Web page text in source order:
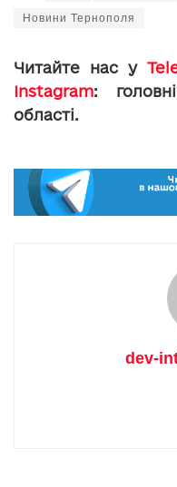
Новини Тернополя
Читайте нас у
Instagram:
області.
dev-